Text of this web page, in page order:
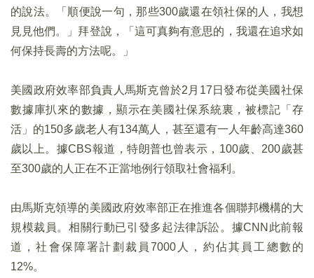
的說法。「順便說一句，那些300歲還在領社保的人，我想
見見他們。」拜登說，「這可真夠有意思的，我還在追求如
何保持長壽的方法呢。」
美國政府效率部負責人馬斯克曾於2月17日發布從美國社保
數據庫扒來的數據，顯示在美國社保系統裏，被標記「存
活」的150多歲老人有134萬人，甚至還有一人年齡高達360
歲以上。據CBS報道，特朗普也曾表示，100歲、200歲甚
至300歲的人正在不正當地例行領取社會福利。
由馬斯克領導的美國政府效率部正在推進各個聯邦機構的大
規模裁員。相關行動已引發多起法律訴訟。據CNN此前報
道，社會保障署計劃裁員7000人，約佔其員工總數的
12%。